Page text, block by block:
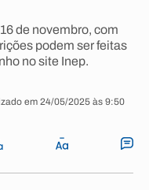
de novembro, com
podem ser feitas
no site Inep.
em 24/05/2025 às 9:50